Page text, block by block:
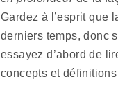
Gardez à l’esprit que
derniers temps, donc
essayez d’abord de
concepts et